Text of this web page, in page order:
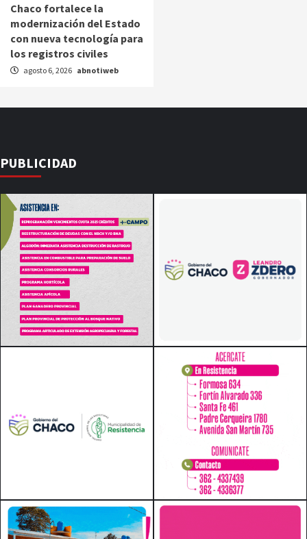
Chaco fortalece la
modernización del Estado
con nueva tecnología para
los registros civiles
agosto 6, 2026 abnotiweb
PUBLICIDAD